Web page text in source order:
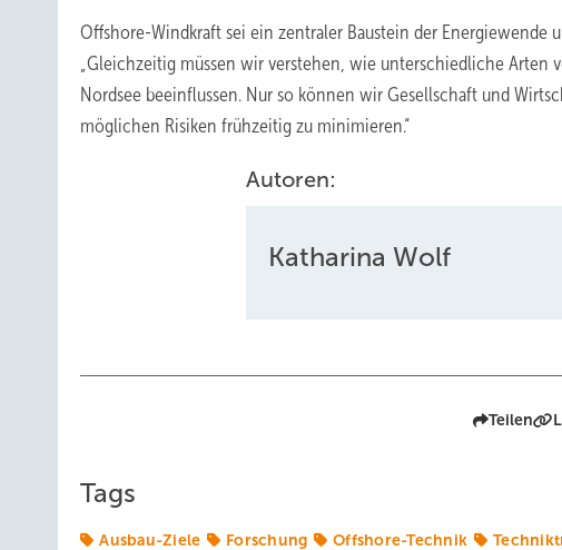
Offshore-Windkraft sei ein zentraler Baustein der Energiewende
„Gleichzeitig müssen wir verstehen, wie unterschiedliche
Nordsee beeinflussen. Nur so können wir Gesellschaft und
möglichen Risiken frühzeitig zu minimieren.“
Autoren:
Katharina Wolf
Teilen
Tags
Ausbau-Ziele Forschung Offshore-Technik